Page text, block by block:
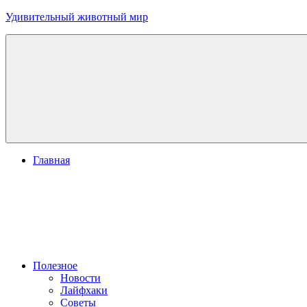
Перейти
Удивительный животный мир
Главная
Полезное
Новости
Лайфхаки
Советы